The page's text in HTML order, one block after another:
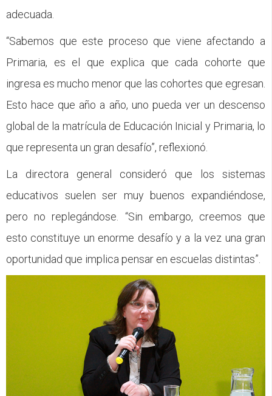
adecuada.
“Sabemos que este proceso que viene afectando a
Primaria, es el que explica que cada cohorte que
ingresa es mucho menor que las cohortes que egresan.
Esto hace que año a año, uno pueda ver un descenso
global de la matrícula de Educación Inicial y Primaria, lo
que representa un gran desafío”, reflexionó.
La directora general consideró que los sistemas
educativos suelen ser muy buenos expandiéndose,
pero no replegándose. “Sin embargo, creemos que
esto constituye un enorme desafío y a la vez una gran
oportunidad que implica pensar en escuelas distintas”.